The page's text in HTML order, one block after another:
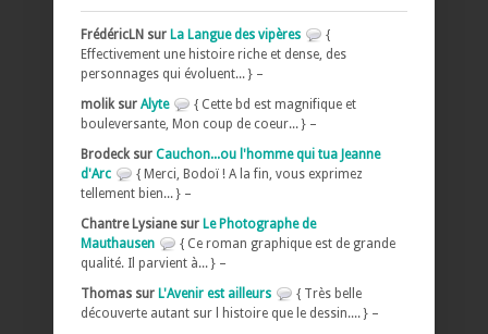
FrédéricLN sur La Langue des vipères
{
Effectivement une histoire riche et dense, des
personnages qui évoluent... } –
molik sur Alyte
{ Cette bd est magnifique et
bouleversante, Mon coup de coeur... } –
Brodeck sur Cauchon...ou l'homme qui tua Jeanne
d'Arc
{ Merci, Bodoï ! A la fin, vous exprimez
tellement bien... } –
Chantre Lysiane sur Le Photographe de
Mauthausen
{ Ce roman graphique est de grande
qualité. Il parvient à... } –
Thomas sur L'Avenir est ailleurs
{ Très belle
découverte autant sur l histoire que le dessin.... } –